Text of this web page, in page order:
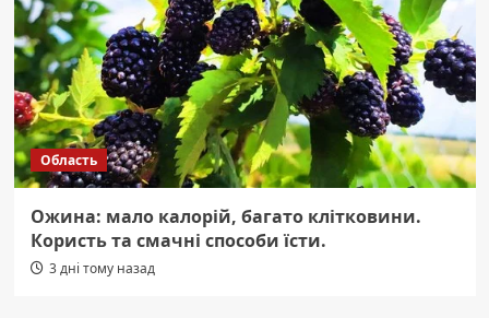
Область
Ожина: мало калорій, багато клітковини.
Користь та смачні способи їсти.
3 дні тому назад